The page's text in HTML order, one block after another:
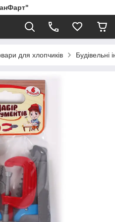
для хлопчиків Будівельні